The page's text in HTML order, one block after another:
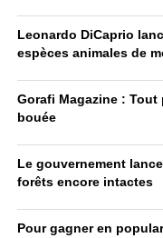
Leonardo DiCaprio
espèces animales de
Gorafi Magazine :
bouée
Le gouvernement
forêts encore intactes
Pour gagner en